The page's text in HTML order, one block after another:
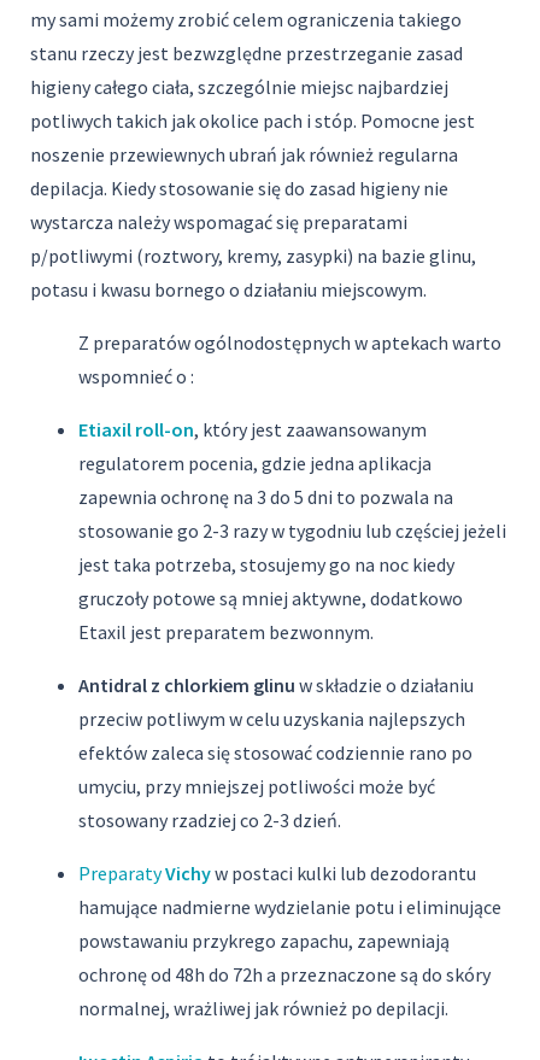
my sami możemy zrobić celem ograniczenia takiego
stanu rzeczy jest bezwzględne przestrzeganie zasad
higieny całego ciała, szczególnie miejsc najbardziej
potliwych takich jak okolice pach i stóp. Pomocne jest
noszenie przewiewnych ubrań jak również regularna
depilacja. Kiedy stosowanie się do zasad higieny nie
wystarcza należy wspomagać się preparatami
p/potliwymi (roztwory, kremy, zasypki) na bazie glinu,
potasu i kwasu bornego o działaniu miejscowym.
Z preparatów ogólnodostępnych w aptekach warto
wspomnieć o :
Etiaxil roll-on, który jest zaawansowanym
regulatorem pocenia, gdzie jedna aplikacja
zapewnia ochronę na 3 do 5 dni to pozwala na
stosowanie go 2-3 razy w tygodniu lub częściej jeżeli
jest taka potrzeba, stosujemy go na noc kiedy
gruczoły potowe są mniej aktywne, dodatkowo
Etaxil jest preparatem bezwonnym.
Antidral z chlorkiem glinu w składzie o działaniu
przeciw potliwym w celu uzyskania najlepszych
efektów zaleca się stosować codziennie rano po
umyciu, przy mniejszej potliwości może być
stosowany rzadziej co 2-3 dzień.
PreparatyVichyw postaci kulki lub dezodorantu
hamujące nadmierne wydzielanie potu i eliminujące
powstawaniu przykrego zapachu, zapewniają
ochronę od 48h do 72h a przeznaczone są do skóry
normalnej, wrażliwej jak również po depilacji.